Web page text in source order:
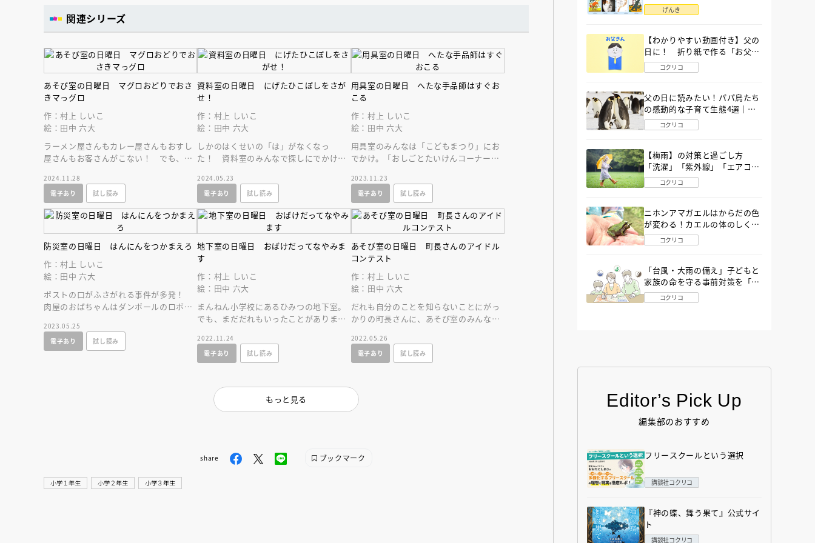
関連シリーズ
あそび室の日曜日 マグロおどりでおさ
きマっグロ
作：村上 しいこ
絵：田中 六大
ラーメン屋さんもカレー屋さんもおすし
屋さんもお客さんがこない！ でも、フ
てどうして？
2024.11.28
電子あり
試し読み
資料室の日曜日 にげたひこぼしをさが
せ！
作：村上 しいこ
絵：田中 六大
しかのはくせいの「は」がなくなっ
た！ 資料室のみんなで探しにでかける
めと出会います。
2024.05.23
電子あり
試し読み
用具室の日曜日 へたな手品師はすぐお
こる
作：村上 しいこ
絵：田中 六大
用具室のみんなは「こどもまつり」にお
でかけ。「おしごとたいけんコーナー」
いなにもの？
2023.11.23
電子あり
試し読み
防災室の日曜日 はんにんをつかまえろ
作：村上 しいこ
絵：田中 六大
ポストの口がふさがれる事件が多発！
肉屋のおばちゃんはダンボールのロボッ
かまが調べます！
2023.05.25
電子あり
試し読み
地下室の日曜日 おばけだってなやみま
す
作：村上 しいこ
絵：田中 六大
まんねん小学校にあるひみつの地下室。
でも、まだだれもいったことがありませ
られちゃうから！
2022.11.24
電子あり
試し読み
あそび室の日曜日 町長さんのアイドル
コンテスト
作：村上 しいこ
絵：田中 六大
だれも自分のことを知らないことにがっ
かりの町長さんに、あそび室のみんな
すめますが……。
2022.05.26
電子あり
試し読み
もっと見る
share ブックマーク
小学１年生 小学２年生 小学３年生
語」６選
げんき
【わかりやすい動画付き】父の
日に！ 折り紙で作る「お父さ
ん」の簡単な折り方
コクリコ
父の日に読みたい！パパ鳥たち
の感動的な子育て生態4選｜図
鑑MOVE
コクリコ
【梅雨】の対策と過ごし方
「洗濯」「紫外線」「エアコ
ン」「ゲリラ豪雨」…〔気象予
報士が完全ガイド〕
コクリコ
ニホンアマガエルはからだの色
が変わる！カエルの体のしくみ
から両生類の特ちょうまで図鑑
MOVEが解説！
コクリコ
「台風・大雨の備え」子どもと
家族の命を守る事前対策を「防
災アドバイザー」が解説
コクリコ
Editor’s Pick Up
編集部のおすすめ
フリースクールという選択
講談社コクリコ
『神の蝶、舞う果て』公式サイ
ト
講談社コクリコ